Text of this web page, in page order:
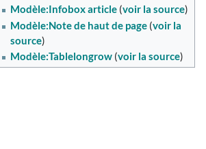
Modèle:Infobox article(voir la source)
Modèle:Note de haut de page(voir la
source)
Modèle:Tablelongrow(voir la source)